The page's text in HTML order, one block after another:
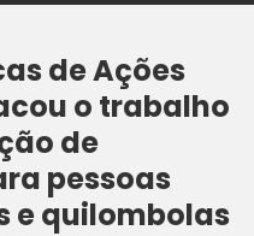
de Ações
o trabalho
de
pessoas
e quilombolas